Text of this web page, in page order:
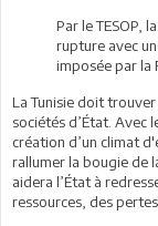
Par le TESOP,
rupture avec
imposée par la
La Tunisie doit
sociétés d’État. Avec
création d’un climat
rallumer la bougie de
aidera l’État à
ressources, des